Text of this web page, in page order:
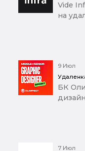
Vide
на
9 Июл
БК
7 Июл